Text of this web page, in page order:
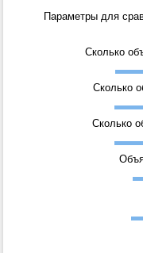
Параметры для
Сколько
Сколько
Сколько